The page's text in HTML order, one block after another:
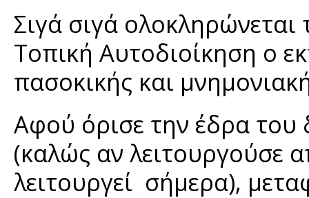
Σιγά σιγά
Τοπική Αυτοδιοίκηση ο
πασοκικής και
Αφού όρισε την έδρα του
(καλώς αν λειτουργούσε
λειτουργεί σήμερα),